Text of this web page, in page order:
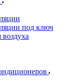
под ключ